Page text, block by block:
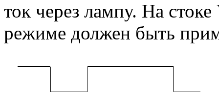
ток через лампу. Hа
режиме должен быть